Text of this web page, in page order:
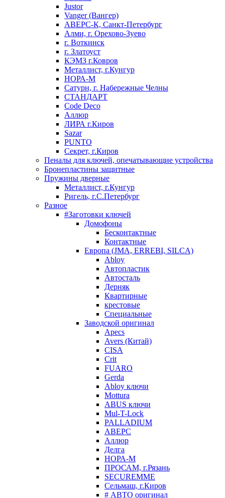
Justor
Vanger (Вангер)
АВЕРС-К, Санкт-Петербург
Алми, г. Орехово-Зуево
г. Воткинск
г. Златоуст
КЭМЗ г.Ковров
Металлист, г.Кунгур
НОРА-М
Сатурн, г. Набережные Челны
СТАНДАРТ
Code Deco
Аллюр
ЛИРА г.Киров
Sazar
PUNTO
Секрет, г.Киров
Пеналы для ключей, опечатывающие устройства
Бронепластины защитные
Пружины дверные
Металлист, г.Кунгур
Ригель, г.С.Петербург
Разное
#Заготовки ключей
Домофоны
Бесконтактные
Контактные
Европа (JMA, ERREBI, SILCA)
Abloy
Автопластик
Автосталь
Дерняк
Квартирные
крестовые
Специальные
Заводской оригинал
Apecs
Avers (Китай)
CISA
Crit
FUARO
Gerda
Abloy ключи
Mottura
ABUS ключи
Mul-T-Lock
PALLADIUM
АВЕРС
Аллюр
Делга
НОРА-М
ПРОСАМ, г.Рязань
SECUREMME
Сельмаш, г.Киров
# АВТО оригинал